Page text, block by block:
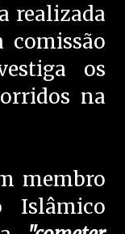
realizada
comissão
os
na
membro
Islâmico